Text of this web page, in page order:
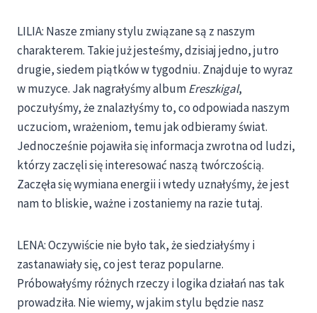
LILIA: Nasze zmiany stylu związane są z naszym
charakterem. Takie już jesteśmy, dzisiaj jedno, jutro
drugie, siedem piątków w tygodniu. Znajduje to wyraz
w muzyce. Jak nagrałyśmy albumEreszkigal,
poczułyśmy, że znalazłyśmy to, co odpowiada naszym
uczuciom, wrażeniom, temu jak odbieramy świat.
Jednocześnie pojawiła się informacja zwrotna od ludzi,
którzy zaczęli się interesować naszą twórczością.
Zaczęła się wymiana energii i wtedy uznałyśmy, że jest
nam to bliskie, ważne i zostaniemy na razie tutaj.
LENA: Oczywiście nie było tak, że siedziałyśmy i
zastanawiały się, co jest teraz popularne.
Próbowałyśmy różnych rzeczy i logika działań nas tak
prowadziła. Nie wiemy, w jakim stylu będzie nasz